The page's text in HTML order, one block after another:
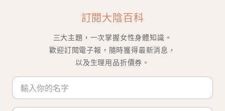
訂閱大陰百科
三大主題，一次掌握女性身體知識。
歡迎訂閱電子報，隨時獲得最新消息，
以及生理用品折價券。